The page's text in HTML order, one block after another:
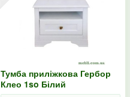
Тумба приліжкова Гербор
Клео 1so Білий